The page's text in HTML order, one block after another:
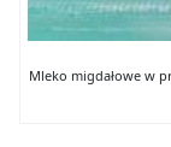
Mleko migdałowe w